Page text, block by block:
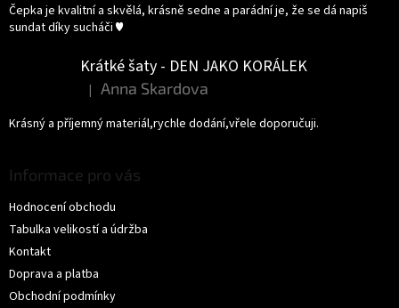
Čepka je kvalitní a skvělá, krásně sedne a parádní je, že se dá napiš
sundat díky sucháči ♥️
Krátké šaty - DEN JAKO KORÁLEK
Hodnocení produktu je 5 z 5 hvězdiček.
| Anna Skardova
Krásný a příjemný materiál,rychle dodání,vřele doporučuji.
Informace pro vás
Hodnocení obchodu
Tabulka velikostí a údržba
Kontakt
Doprava a platba
Obchodní podmínky